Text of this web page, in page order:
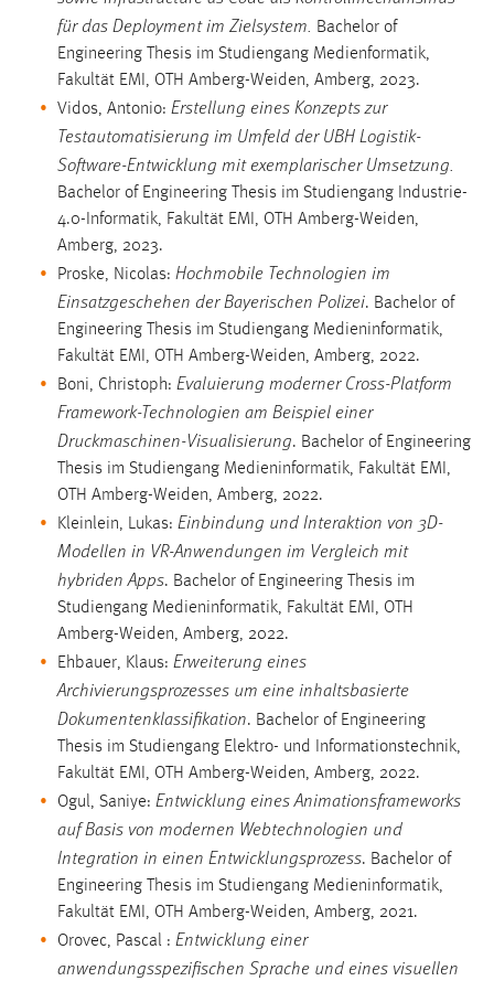
für das Deployment im Zielsystem. Bachelor of
Engineering Thesis im Studiengang Medienformatik,
Fakultät EMI, OTH Amberg-Weiden, Amberg, 2023.
Vidos, Antonio: Erstellung eines Konzepts zur
Testautomatisierung im Umfeld der UBH Logistik-
Software-Entwicklung mit exemplarischer Umsetzung.
Bachelor of Engineering Thesis im Studiengang Industrie-
4.0-Informatik, Fakultät EMI, OTH Amberg-Weiden,
Amberg, 2023.
Proske, Nicolas: Hochmobile Technologien im
Einsatzgeschehen der Bayerischen Polizei. Bachelor of
Engineering Thesis im Studiengang Medieninformatik,
Fakultät EMI, OTH Amberg-Weiden, Amberg, 2022.
Boni, Christoph: Evaluierung moderner Cross-Platform
Framework-Technologien am Beispiel einer
Druckmaschinen-Visualisierung. Bachelor of Engineering
Thesis im Studiengang Medieninformatik, Fakultät EMI,
OTH Amberg-Weiden, Amberg, 2022.
Kleinlein, Lukas: Einbindung und Interaktion von 3D-
Modellen in VR-Anwendungen im Vergleich mit
hybriden Apps. Bachelor of Engineering Thesis im
Studiengang Medieninformatik, Fakultät EMI, OTH
Amberg-Weiden, Amberg, 2022.
Ehbauer, Klaus: Erweiterung eines
Archivierungsprozesses um eine inhaltsbasierte
Dokumentenklassifikation. Bachelor of Engineering
Thesis im Studiengang Elektro- und Informationstechnik,
Fakultät EMI, OTH Amberg-Weiden, Amberg, 2022.
Ogul, Saniye: Entwicklung eines Animationsframeworks
auf Basis von modernen Webtechnologien und
Integration in einen Entwicklungsprozess. Bachelor of
Engineering Thesis im Studiengang Medieninformatik,
Fakultät EMI, OTH Amberg-Weiden, Amberg, 2021.
Orovec, Pascal : Entwicklung einer
anwendungsspezifischen Sprache und eines visuellen